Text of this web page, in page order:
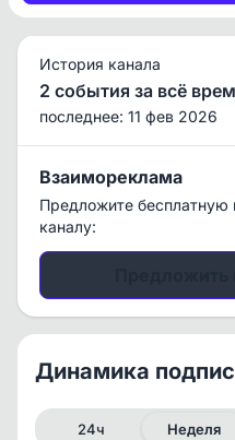
История канала
2 события за всё
последнее: 11 фев 2026
Взаимореклама
Предложите
каналу:
Динамика
24ч Неделя